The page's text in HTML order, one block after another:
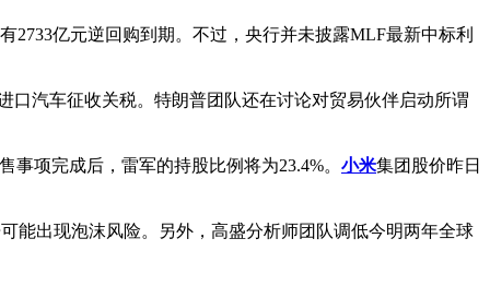
2733亿元逆回购到期。不过，央行并未披露MLF最新中标利
口汽车征收关税。特朗普团队还在讨论对贸易伙伴启动所谓
项完成后，雷军的持股比例将为23.4%。 小米集团股价昨日
能出现泡沫风险。另外，高盛分析师团队调低今明两年全球